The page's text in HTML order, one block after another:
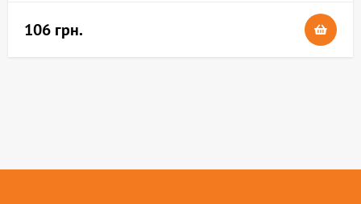
106 грн.